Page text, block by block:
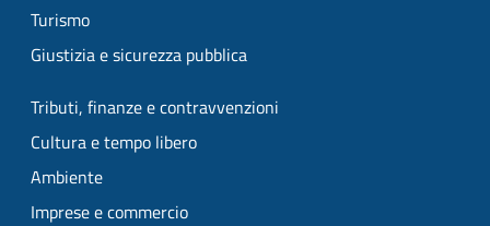
Turismo
Giustizia e sicurezza pubblica
Tributi, finanze e contravvenzioni
Cultura e tempo libero
Ambiente
Imprese e commercio